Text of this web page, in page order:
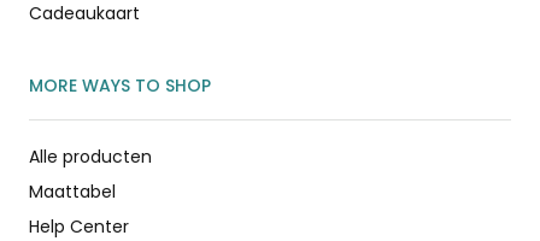
Cadeaukaart
MORE WAYS TO SHOP
Alle producten
Maattabel
Help Center